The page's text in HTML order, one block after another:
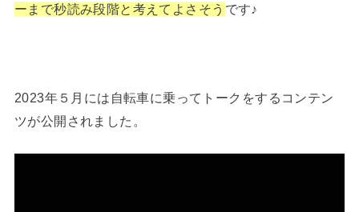
ーまで秒読み段階と考えてよさそう です♪
2023年５月には自転車に乗ってトークをするコンテン
ツが公開されました。